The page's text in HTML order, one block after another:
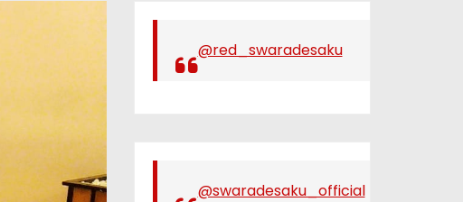
@red_swaradesaku
@swaradesaku_official